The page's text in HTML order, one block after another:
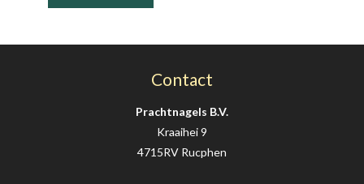
€8,95.€6,50.
Contact
Prachtnagels B.V.
Kraaihei 9
4715RV Rucphen